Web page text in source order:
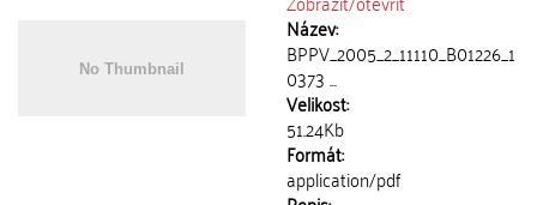
Název:
BPPV_2005_2_11110_B01226_1
0373 ...
Velikost:
51.24Kb
Formát:
application/pdf